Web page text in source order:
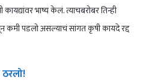
भाष्य केलं. त्याचबरोबर तिन्ही
कमी पडलो असल्याचं सांगत कृषी कायदे रद्द